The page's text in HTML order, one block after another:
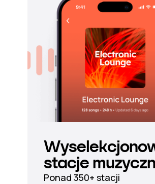
stacje
Ponad 350+ stacji